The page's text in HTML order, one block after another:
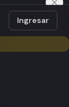
Ingresar